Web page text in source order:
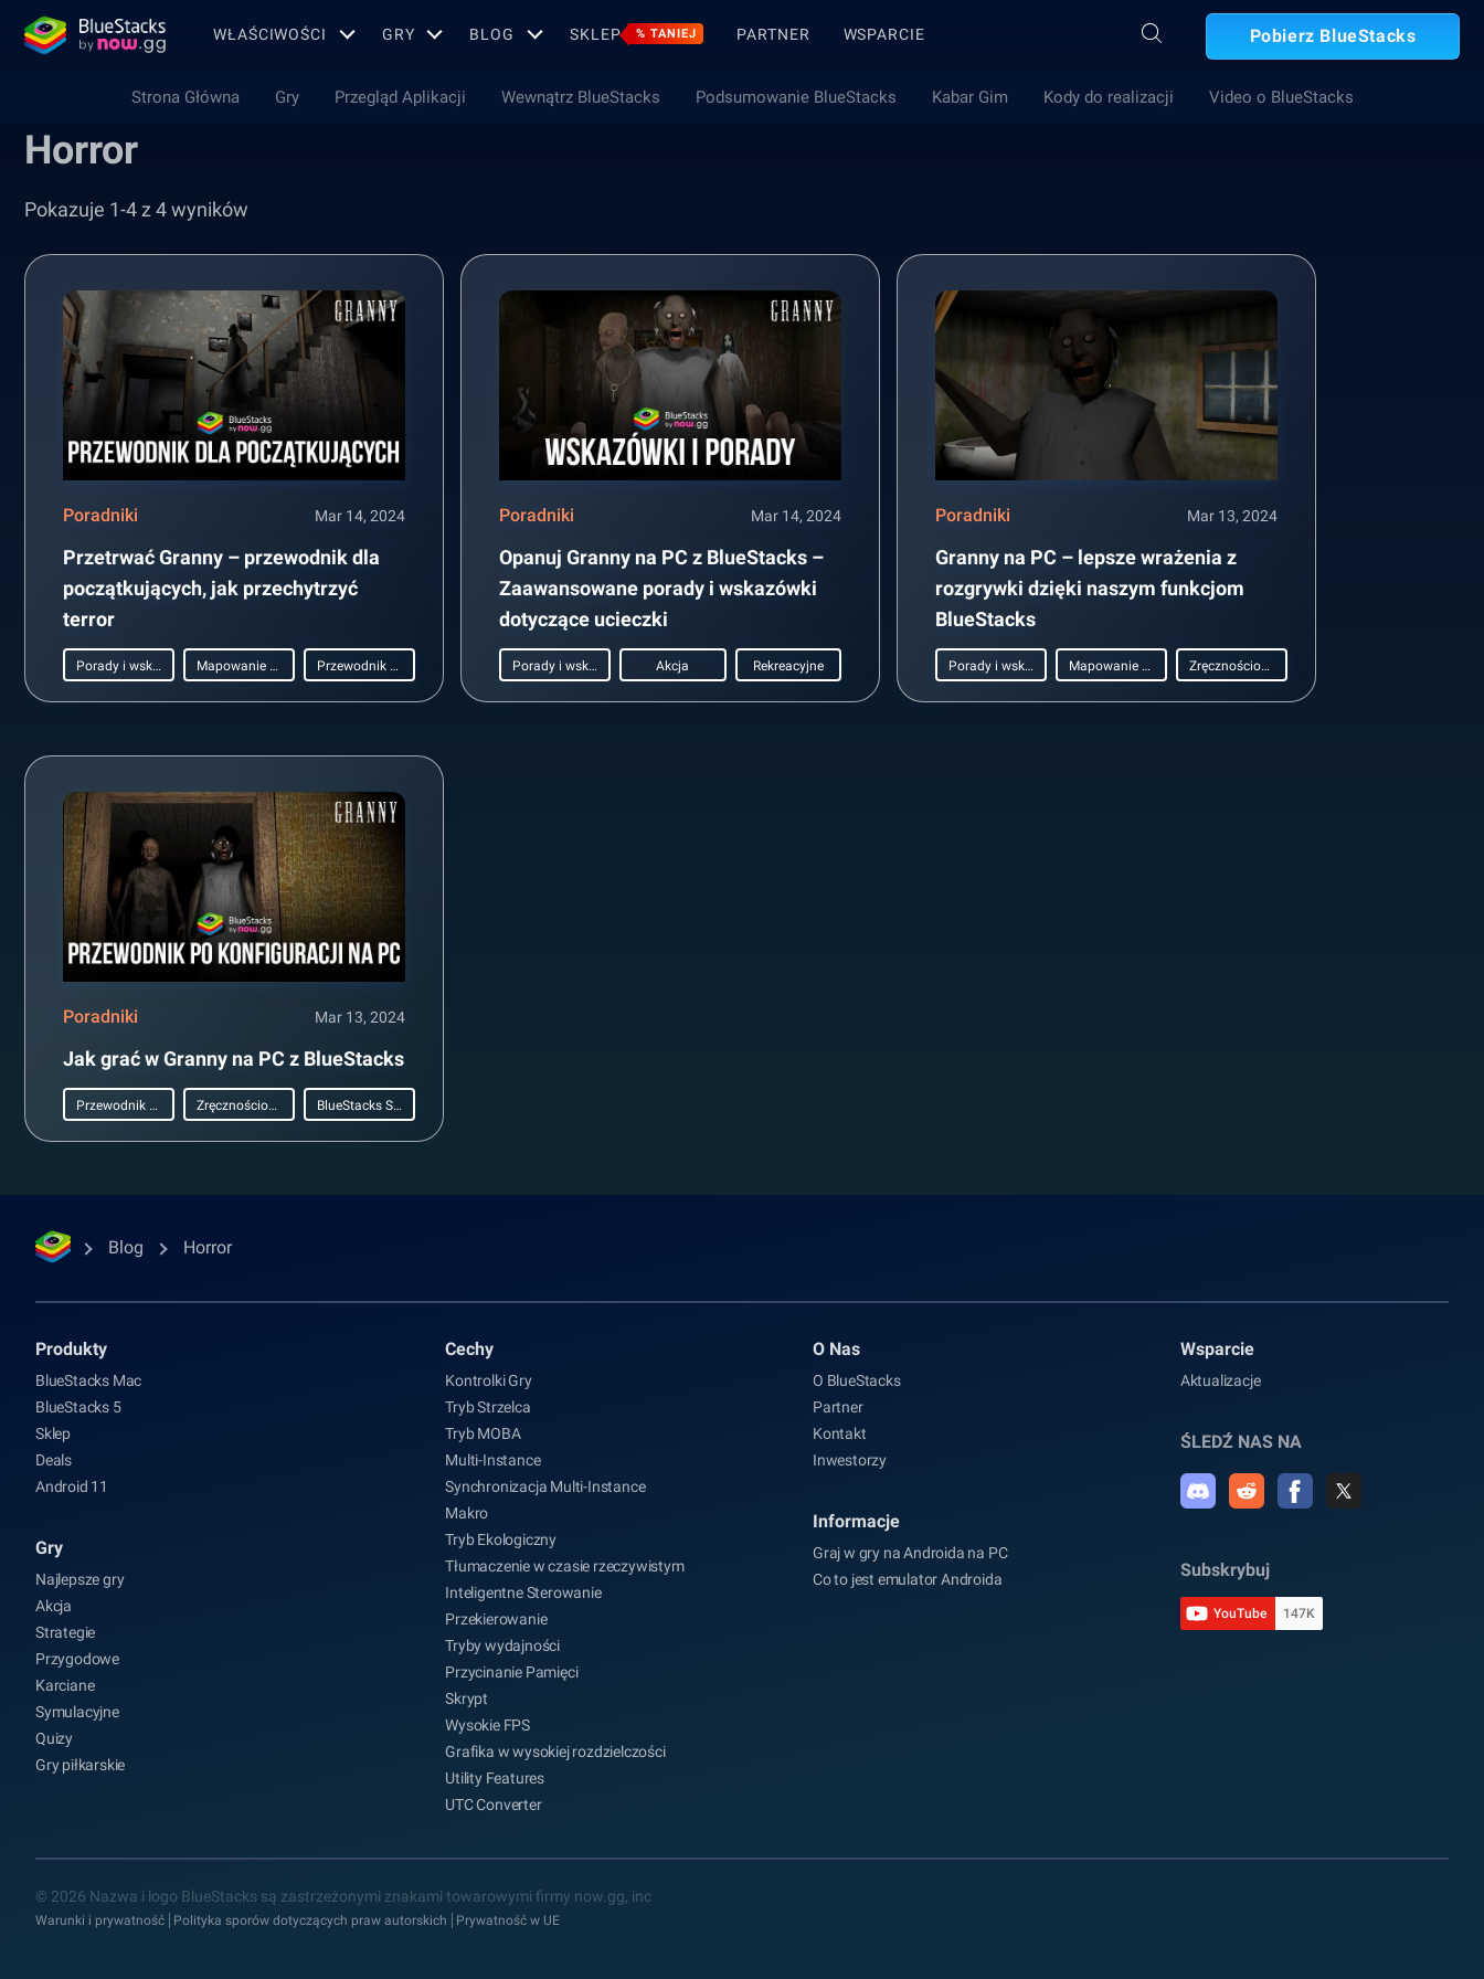
WŁAŚCIWOŚCI GRY BLOG SKLEP % TANIEJ PARTNER WSPARCIE Pobierz BlueStacks
Strona Główna Gry Przegląd Aplikacji Wewnątrz BlueStacks Podsumowanie BlueStacks Kabar Gim Kody do realizacji Video o BlueStacks
Horror
Pokazuje 1-4 z 4 wyników
Poradniki Mar 14, 2024
Przetrwać Granny – przewodnik dla
początkujących, jak przechytrzyć
terror
Porady i wskazówki Mapowanie Klawiszy Przewodnik początkującego
Poradniki Mar 14, 2024
Opanuj Granny na PC z BlueStacks –
Zaawansowane porady i wskazówki
dotyczące ucieczki
Porady i wskazówki Akcja Rekreacyjne
Poradniki Mar 13, 2024
Granny na PC – lepsze wrażenia z
rozgrywki dzięki naszym funkcjom
BlueStacks
Porady i wskazówki Mapowanie Klawiszy Zręcznościowe
Poradniki Mar 13, 2024
Jak grać w Granny na PC z BlueStacks
Przewodnik konfiguracji PC Zręcznościowe BlueStacks Setup
Blog Horror
Produkty
BlueStacks Mac
BlueStacks 5
Sklep
Deals
Android 11
Gry
Najlepsze gry
Akcja
Strategie
Przygodowe
Karciane
Symulacyjne
Quizy
Gry piłkarskie
Cechy
Kontrolki Gry
Tryb Strzelca
Tryb MOBA
Multi-Instance
Synchronizacja Multi-Instance
Makro
Tryb Ekologiczny
Tłumaczenie w czasie rzeczywistym
Inteligentne Sterowanie
Przekierowanie
Tryby wydajności
Przycinanie Pamięci
Skrypt
Wysokie FPS
Grafika w wysokiej rozdzielczości
Utility Features
UTC Converter
O Nas
O BlueStacks
Partner
Kontakt
Inwestorzy
Informacje
Graj w gry na Androida na PC
Co to jest emulator Androida
Wsparcie
Aktualizacje
ŚLEDŹ NAS NA
Subskrybuj
YouTube 147K
© 2026 Nazwa i logo BlueStacks są zastrzeżonymi znakami towarowymi firmy now.gg, inc
Warunki i prywatność Polityka sporów dotyczących praw autorskich Prywatność w UE